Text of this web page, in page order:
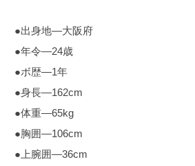
●出身地―大阪府
●年令―24歳
●ボ歴―1年
●身長―162cm
●体重―65kg
●胸囲―106cm
●上腕囲―36cm